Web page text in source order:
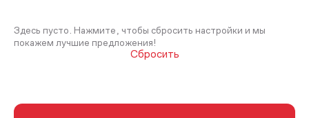
Здесь пусто. Нажмите, чтобы сбросить настройки и мы
покажем лучшие предложения!
Сбросить